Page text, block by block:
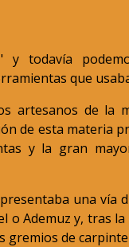
y todavía
que
artesanos de la
de esta materia
y la gran
una vía
o Ademuz y, tras
gremios de